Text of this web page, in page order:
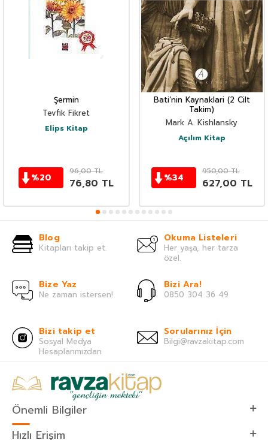
Şermin
Tevfik Fikret
Elips Kitap
%20
96,00TL
76,80 TL
Bati’nin Kaynaklari (2 Cilt
Takim)
Mark A. Kishlansky
Açılım Kitap
%34
950,00TL
627,00 TL
Blog
Kitapları takip et.
Okuma Listeleri
Her yaşa, her tarza
özel.
Bize Yaz
Ne zaman istersen!
Bizi Ara!
0850 304 36 49
Bizi takip et
Sosyal Medya
Hesaplarımızdan
Sorularınız İçin
Bilgi@ravzakitap.com
Önemli Bilgiler
Hızlı Erişim